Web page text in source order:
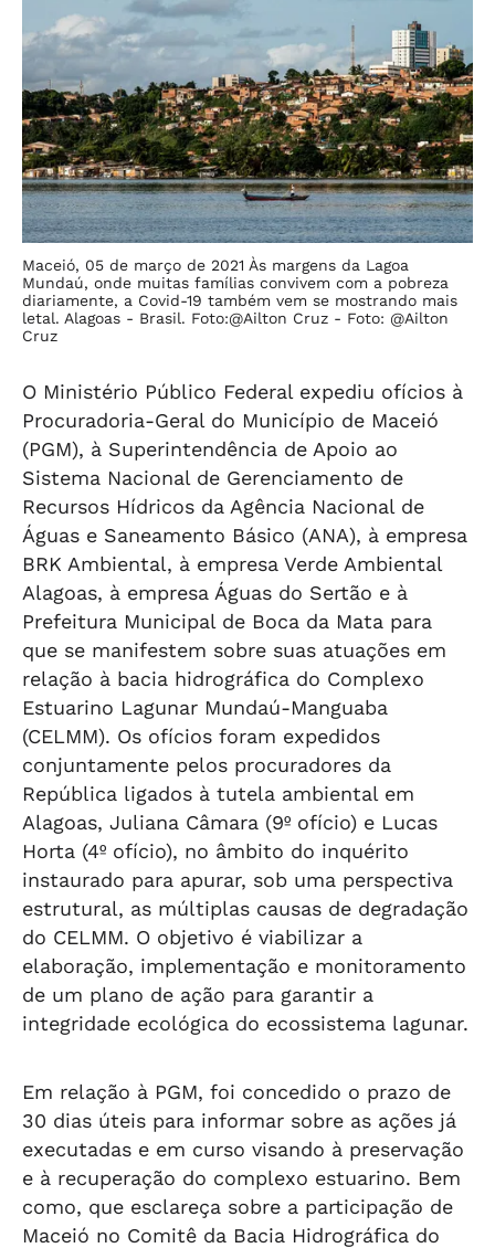
Maceió, 05 de março de 2021 Às margens da Lagoa
Mundaú, onde muitas famílias convivem com a pobreza
diariamente, a Covid-19 também vem se mostrando mais
letal. Alagoas - Brasil. Foto:@Ailton Cruz - Foto: @Ailton
Cruz
O Ministério Público Federal expediu ofícios à
Procuradoria-Geral do Município de Maceió
(PGM), à Superintendência de Apoio ao
Sistema Nacional de Gerenciamento de
Recursos Hídricos da Agência Nacional de
Águas e Saneamento Básico (ANA), à empresa
BRK Ambiental, à empresa Verde Ambiental
Alagoas, à empresa Águas do Sertão e à
Prefeitura Municipal de Boca da Mata para
que se manifestem sobre suas atuações em
relação à bacia hidrográfica do Complexo
Estuarino Lagunar Mundaú-Manguaba
(CELMM). Os ofícios foram expedidos
conjuntamente pelos procuradores da
República ligados à tutela ambiental em
Alagoas, Juliana Câmara (9º ofício) e Lucas
Horta (4º ofício), no âmbito do inquérito
instaurado para apurar, sob uma perspectiva
estrutural, as múltiplas causas de degradação
do CELMM. O objetivo é viabilizar a
elaboração, implementação e monitoramento
de um plano de ação para garantir a
integridade ecológica do ecossistema lagunar.
Em relação à PGM, foi concedido o prazo de
30 dias úteis para informar sobre as ações já
executadas e em curso visando à preservação
e à recuperação do complexo estuarino. Bem
como, que esclareça sobre a participação de
Maceió no Comitê da Bacia Hidrográfica do